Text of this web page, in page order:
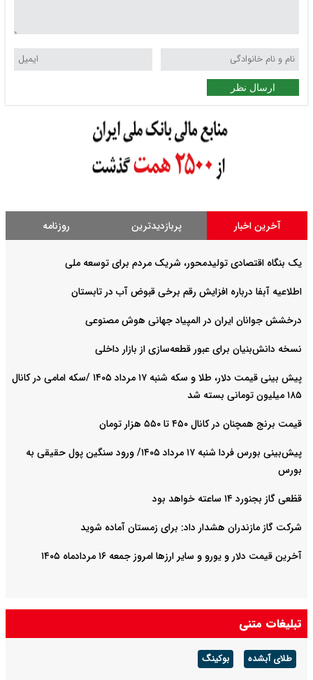
ارسال نظر
آخرین اخبار پربازدیدترین روزنامه
یک بنگاه اقتصادی تولیدمحور، شریک مردم برای توسعه ملی
اطلاعیه آبفا درباره افزایش رقم برخی قبوض آب در تابستان
درخشش جوانان ایران در المپیاد جهانی هوش مصنوعی
نسخه دانش‌بنیان برای عبور قطعه‌سازی از بازار داخلی
پیش ‌بینی قیمت دلار، طلا و سکه شنبه ۱۷ مرداد ۱۴۰۵ /سکه امامی در کانال
۱۸۵ میلیون تومانی بسته شد
قیمت برنج همچنان در کانال ۴۵۰ تا ۵۵۰ هزار تومان
پیش‌بینی بورس فردا شنبه ۱۷ مرداد ۱۴۰۵/ ورود سنگین پول حقیقی به
بورس
قظعی گاز بجنورد ۱۴ ساعته خواهد بود
شرکت گاز مازندران هشدار داد: برای زمستان آماده شوید
آخرین قیمت دلار و یورو و سایر ارزها امروز جمعه ۱۶ مردادماه ۱۴۰۵
تبلیغات متنی
طلای آبشده بوکینگ